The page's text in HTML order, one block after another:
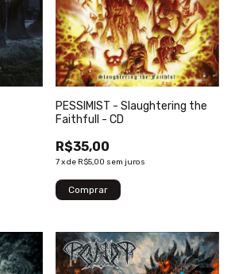
PESSIMIST - Slaughtering the
Faithfull - CD
R$35,00
7xde R$5,00 sem juros